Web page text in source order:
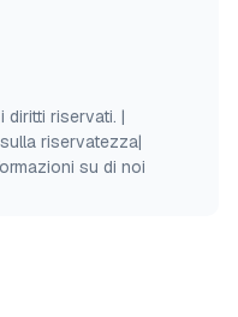
diritti riservati. |
riservatezza|
su di noi